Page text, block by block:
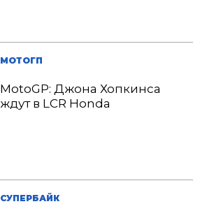
МОТОГП
MotoGP: Джона Хопкинса
ждут в LCR Honda
СУПЕРБАЙК